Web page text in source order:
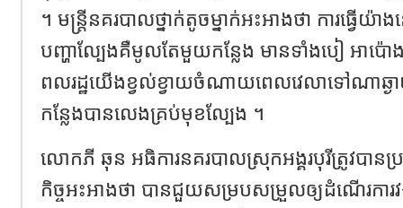
។ មន្ត្រី​នគរបាលថ្នាក់តូចម្នាក់អះអាងថា ការធ្វើយ៉
បញ្ហាល្បែងគឺមូលតែមួយកន្លែង មានទាំង​បៀ អាប៉
ពលរដ្ឋយើងខ្វល់ខ្វាយចំណាយពេលវេលាទៅណាឆ្
កន្លែង​បានលេងគ្រប់មុខល្បែង ។
លោកភី ឆុន អធិការនគរបាលស្រុកអង្គរបុរី​ត្រូវបានប្
កិច្ចអះអាងថា បានជួយសម្របសម្រួល​ឲ្យដំណើរការ